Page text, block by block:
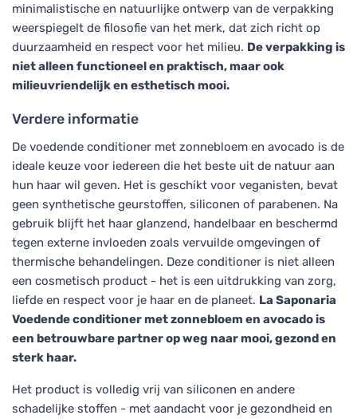
minimalistische en natuurlijke ontwerp van de verpakking
weerspiegelt de filosofie van het merk, dat zich richt op
duurzaamheid en respect voor het milieu. De verpakking is
niet alleen functioneel en praktisch, maar ook
milieuvriendelijk en esthetisch mooi.
Verdere informatie
De voedende conditioner met zonnebloem en avocado is de
ideale keuze voor iedereen die het beste uit de natuur aan
hun haar wil geven. Het is geschikt voor veganisten, bevat
geen synthetische geurstoffen, siliconen of parabenen. Na
gebruik blijft het haar glanzend, handelbaar en beschermd
tegen externe invloeden zoals vervuilde omgevingen of
thermische behandelingen. Deze conditioner is niet alleen
een cosmetisch product - het is een uitdrukking van zorg,
liefde en respect voor je haar en de planeet. La Saponaria
Voedende conditioner met zonnebloem en avocado is
een betrouwbare partner op weg naar mooi, gezond en
sterk haar.
Het product is volledig vrij van siliconen en andere
schadelijke stoffen - met aandacht voor je gezondheid en